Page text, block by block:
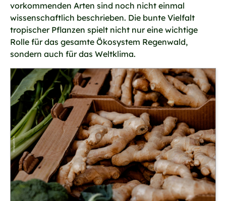
vorkommenden Arten sind noch nicht einmal
wissenschaftlich beschrieben. Die bunte Vielfalt
tropischer Pflanzen spielt nicht nur eine wichtige
Rolle für das gesamte Ökosystem Regenwald,
sondern auch für das Weltklima.